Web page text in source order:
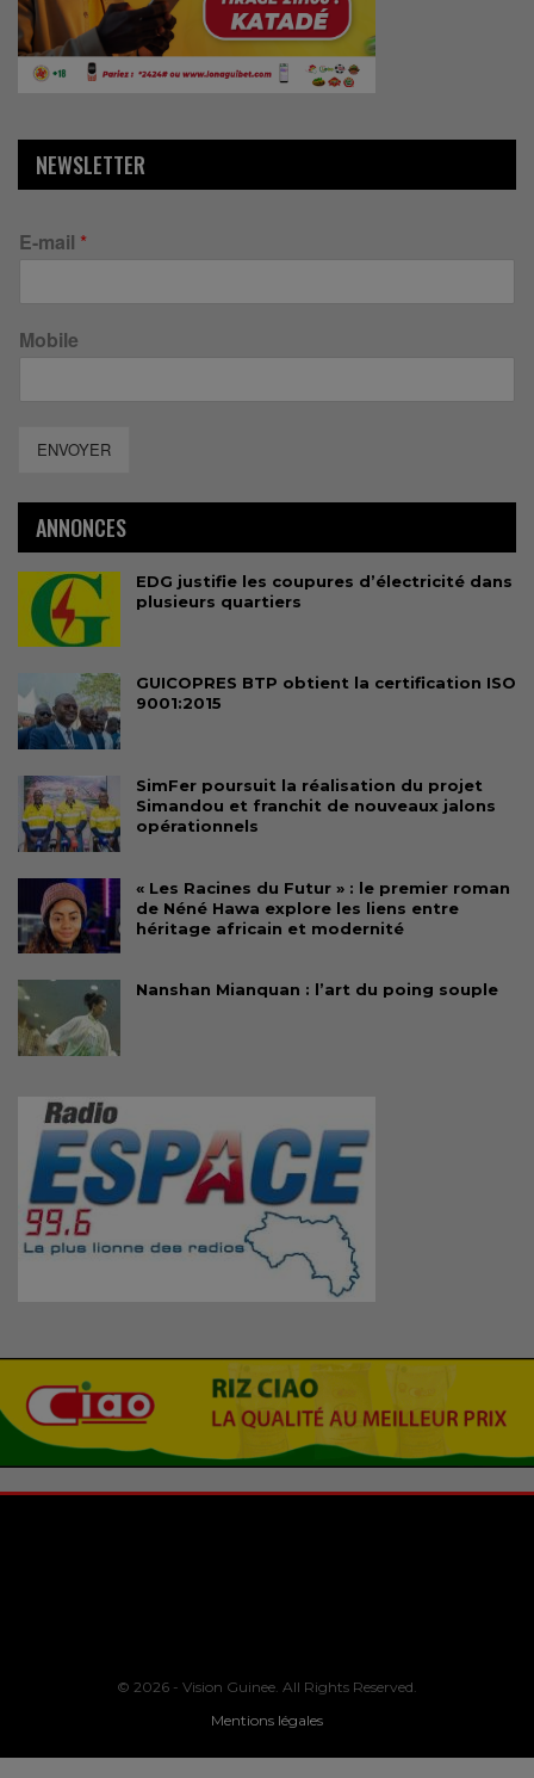
NEWSLETTER
E-mail *
Mobile
ENVOYER
ANNONCES
EDG justifie les coupures d’électricité dans
plusieurs quartiers
GUICOPRES BTP obtient la certification ISO
9001:2015
SimFer poursuit la réalisation du projet
Simandou et franchit de nouveaux jalons
opérationnels
« Les Racines du Futur » : le premier roman
de Néné Hawa explore les liens entre
héritage africain et modernité
Nanshan Mianquan : l’art du poing souple
© 2026 - Vision Guinee. All Rights Reserved.
Mentions légales